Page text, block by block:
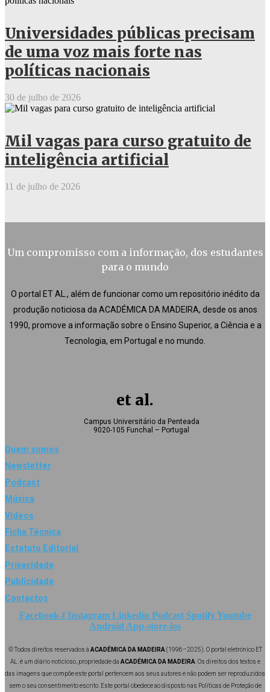
Universidades públicas precisam
de uma voz mais forte nas
políticas nacionais
30 de julho de 2026
Mil vagas para curso gratuito de
inteligência artificial
11 de julho de 2026
Um compromisso com a informação, dos estudantes
para o mundo
O portal ET AL., além de funcionar como um repositório inédito da
produção noticiosa da ACADÉMICA DA MADEIRA, desde os anos
1990, promove a informação sobre o Ensino Superior, a Ciência e a
Tecnologia, em Portugal e no mundo.
et al.
Campus Universitário da Penteada
9020-105 Funchal – Portugal
Quem somos
Newsletter
Podcast
Música
Vídeos
Ficha Técnica
Estatuto Editorial
Privacidade
Publicidade
Contactos
Facebook-f Instagram Linkedin Podcast Spotify Youtube
Android App-store-ios
© Todos direitos reservados à ACADÉMICA DA MADEIRA (1996–2025). O portal eletrónico ET
AL. é um diário noticioso, propriedade da ACADÉMICA DA MADEIRA . Os direitos dos textos e
das imagens que compõe este portal pertencem aos seus autores e não podem ser reproduzidos
sem o seu consentimento escrito. Este portal obedece ao disposto nas Políticas de Proteção de